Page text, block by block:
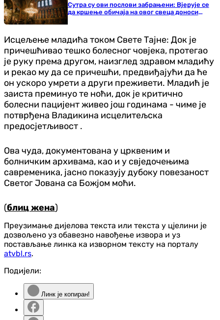
Сутра су ови послови забрањени: Вјерује се
да кршење обичаја на овог свеца доноси
несрећу и невријеме
Исцељење младића током Свете Тајне: Док је
причешћивао тешко болесног човјека, протегао
је руку према другом, наизглед здравом младићу
и рекао му да се причешћи, предвиђајући да ће
он ускоро умрети а други преживети. Младић је
заиста преминуо те ноћи, док је критично
болесни пацијент живео још годинама - чиме је
потврђена Владикина исцелитељска
предосјетљивост .
Ова чуда, документована у црквеним и
болничким архивама, као и у свједочењима
савременика, јасно показују дубоку повезаност
Светог Јована са Божјом моћи.
(блиц жена)
Преузимање дијелова текста или текста у цјелини је
дозвољено уз обавезно навођење извора и уз
постављање линка ка изворном тексту на порталу
atvbl.rs.
Подијели:
Линк је копиран!